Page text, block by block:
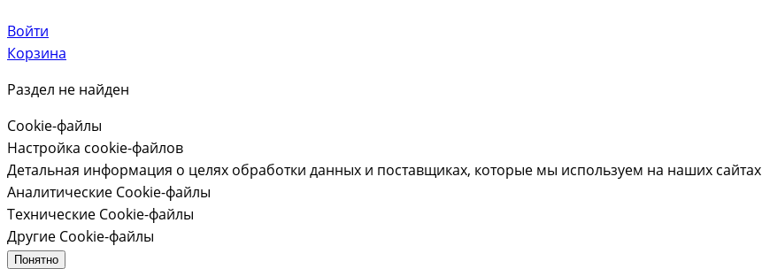
Войти
Корзина
Раздел не найден
Cookie-файлы
Настройка cookie-файлов
Детальная информация о целях обработки данных и поставщиках, которые мы используем на наших сайтах
Аналитические Cookie-файлы
Технические Cookie-файлы
Другие Cookie-файлы
Понятно